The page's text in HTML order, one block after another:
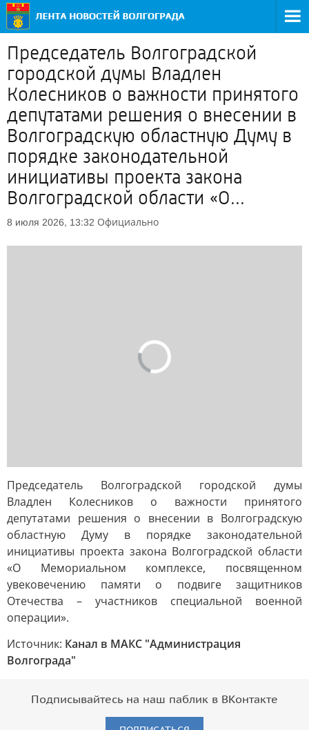
Председатель Волгоградской
городской думы Владлен
Колесников о важности принятого
депутатами решения о внесении в
Волгоградскую областную Думу в
порядке законодательной
инициативы проекта закона
Волгоградской области «О...
8 июля 2026, 13:32 Официально
Председатель Волгоградской городской думы
Владлен Колесников о важности принятого
депутатами решения о внесении в Волгоградскую
областную Думу в порядке законодательной
инициативы проекта закона Волгоградской области
«О Мемориальном комплексе, посвященном
увековечению памяти о подвиге защитников
Отечества – участников специальной военной
операции».
Источник: Канал в МАКС "Администрация
Волгограда"
Подписывайтесь на наш паблик в ВКонтакте